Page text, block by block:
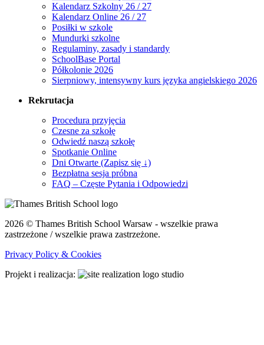
Kalendarz Szkolny 26 / 27
Kalendarz Online 26 / 27
Posiłki w szkole
Mundurki szkolne
Regulaminy, zasady i standardy
SchoolBase Portal
Półkolonie 2026
Sierpniowy, intensywny kurs języka angielskiego 2026
Rekrutacja
Procedura przyjęcia
Czesne za szkołę
Odwiedź naszą szkołę
Spotkanie Online
Dni Otwarte (Zapisz się ↓)
Bezpłatna sesja próbna
FAQ – Częste Pytania i Odpowiedzi
2026 © Thames British School Warsaw - wszelkie prawa
zastrzeżone / wszelkie prawa zastrzeżone.
Privacy Policy & Cookies
Projekt i realizacja: